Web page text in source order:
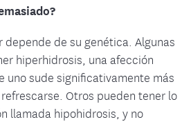
de su genética. Algunas
hiperhidrosis, una afección
uno sude significativamente más
Otros pueden tener lo
llamada hipohidrosis, y no